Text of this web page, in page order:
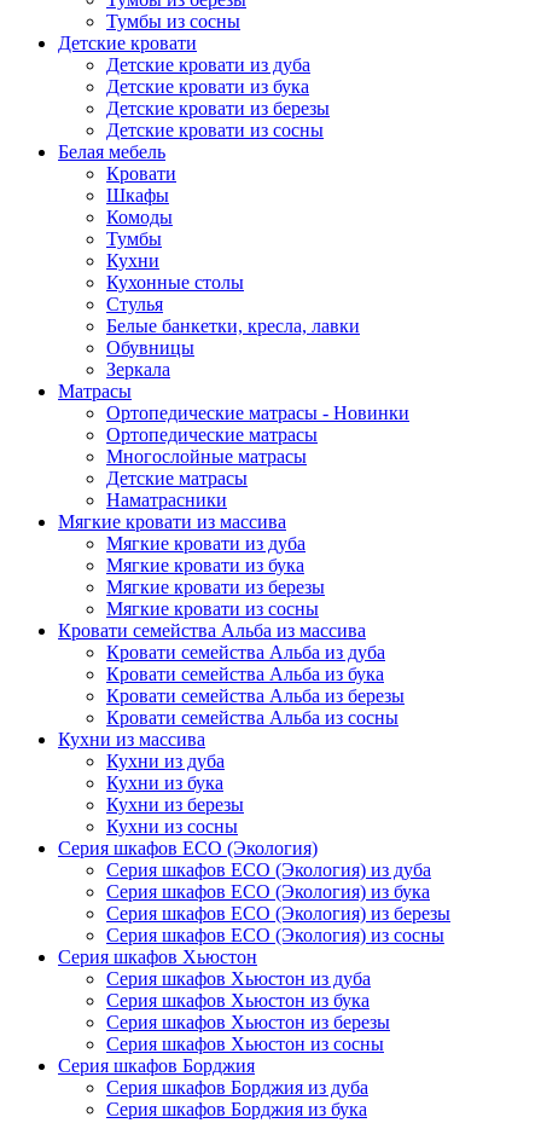
Тумбы из сосны
Детские кровати
Детские кровати из дуба
Детские кровати из бука
Детские кровати из березы
Детские кровати из сосны
Белая мебель
Кровати
Шкафы
Комоды
Тумбы
Кухни
Кухонные столы
Стулья
Белые банкетки, кресла, лавки
Обувницы
Зеркала
Матрасы
Ортопедические матрасы - Новинки
Ортопедические матрасы
Многослойные матрасы
Детские матрасы
Наматрасники
Мягкие кровати из массива
Мягкие кровати из дуба
Мягкие кровати из бука
Мягкие кровати из березы
Мягкие кровати из сосны
Кровати семейства Альба из массива
Кровати семейства Альба из дуба
Кровати семейства Альба из бука
Кровати семейства Альба из березы
Кровати семейства Альба из сосны
Кухни из массива
Кухни из дуба
Кухни из бука
Кухни из березы
Кухни из сосны
Серия шкафов ECO (Экология)
Серия шкафов ECO (Экология) из дуба
Серия шкафов ECO (Экология) из бука
Серия шкафов ECO (Экология) из березы
Серия шкафов ECO (Экология) из сосны
Серия шкафов Хьюстон
Серия шкафов Хьюстон из дуба
Серия шкафов Хьюстон из бука
Серия шкафов Хьюстон из березы
Серия шкафов Хьюстон из сосны
Серия шкафов Борджия
Серия шкафов Борджия из дуба
Серия шкафов Борджия из бука